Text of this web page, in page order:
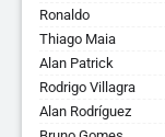
Ronaldo
Thiago Maia
Alan Patrick
Rodrigo Villagra
Alan Rodríguez